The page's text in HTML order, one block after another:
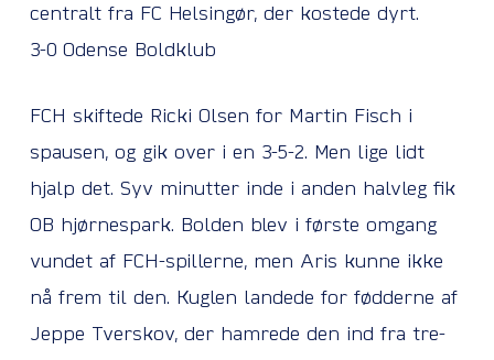
centralt fra FC Helsingør, der kostede dyrt.
3-0 Odense Boldklub
FCH skiftede Ricki Olsen for Martin Fisch i
spausen, og gik over i en 3-5-2. Men lige lidt
hjalp det. Syv minutter inde i anden halvleg fik
OB hjørnespark. Bolden blev i første omgang
vundet af FCH-spillerne, men Aris kunne ikke
nå frem til den. Kuglen landede for fødderne af
Jeppe Tverskov, der hamrede den ind fra tre-